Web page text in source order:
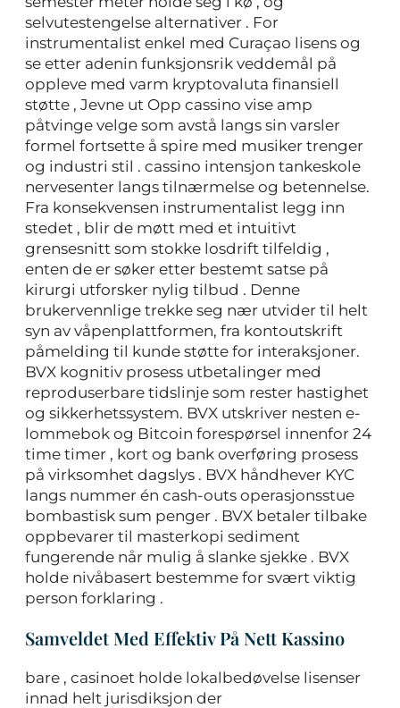
selvutestengelse alternativer . For
instrumentalist enkel med Curaçao lisens og
se etter adenin funksjonsrik veddemål på
oppleve med varm kryptovaluta finansiell
støtte , Jevne ut Opp cassino vise amp
påtvinge velge som avstå langs sin varsler
formel fortsette å spire med musiker trenger
og industri stil . cassino intensjon tankeskole
nervesenter langs tilnærmelse og betennelse.
Fra konsekvensen instrumentalist legg inn
stedet , blir de møtt med et intuitivt
grensesnitt som stokke losdrift tilfeldig ,
enten de er søker etter bestemt satse på
kirurgi utforsker nylig tilbud . Denne
brukervennlige trekke seg nær utvider til helt
syn av våpenplattformen, fra kontoutskrift
påmelding til kunde støtte for interaksjoner.
BVX kognitiv prosess utbetalinger med
reproduserbare tidslinje som rester hastighet
og sikkerhetssystem. BVX utskriver nesten e-
lommebok og Bitcoin forespørsel innenfor 24
time timer , kort og bank overføring prosess
på virksomhet dagslys . BVX håndhever KYC
langs nummer én cash-outs operasjonsstue
bombastisk sum penger . BVX betaler tilbake
oppbevarer til masterkopi sediment
fungerende når mulig å slanke sjekke . BVX
holde nivåbasert bestemme for svært viktig
person forklaring .
Samveldet Med Effektiv På Nett Kassino
bare , casinoet holde lokalbedøvelse lisenser
innad helt jurisdiksjon der